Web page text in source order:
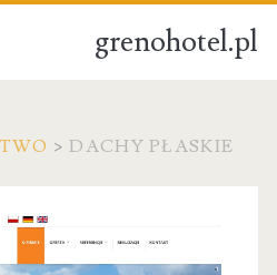
grenohotel.pl
>DACHY PŁASKIE